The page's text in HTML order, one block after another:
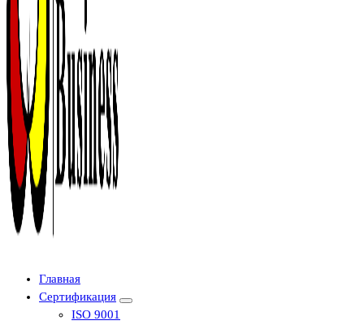
Центр сертификации в Уфе ( услуги по сертификации продукции ,
оформление декларации соответствия, отказного письма)
Главная
Сертификация
ISO 9001